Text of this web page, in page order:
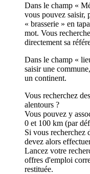
Dans le champ «
vous pouvez saisir,
« brasserie » en
mot. Vous
directement sa
Dans le champ «
saisir une
un continent.
Vous recherchez
alentours ?
Vous pouvez y
0 et 100 km (par
Si vous recherchez
devez alors
Lancez votre
offres d'emploi
restituée.